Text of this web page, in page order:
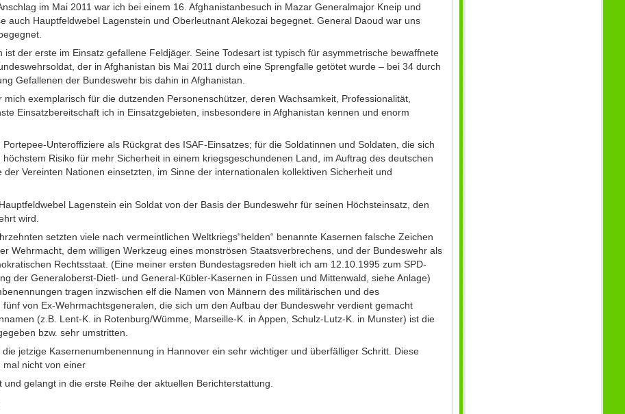
im Mai 2011 war ich bei einem 16. Afghanistanbesuch in Mazar Generalmajor Kneip und
auch Hauptfeldwebel Lagenstein und Oberleutnant Alekozai begegnet. General Daoud war uns
ist der erste im Einsatz gefallene Feldjäger. Seine Todesart ist typisch für asymmetrische bewaffnete
der in Afghanistan bis Mai 2011 durch eine Sprengfalle getötet wurde – bei 34 durch
Gefallenen der Bundeswehr bis dahin in Afghanistan.
mich exemplarisch für die dutzenden Personenschützer, deren Wachsamkeit, Professionalität,
Einsatzbereitschaft ich in Einsatzgebieten, insbesondere in Afghanistan kennen und enorm
Unteroffiziere als Rückgrat des ISAF-Einsatzes; für die Soldatinnen und Soldaten, die sich
Risiko für mehr Sicherheit in einem kriegsgeschundenen Land, im Auftrag des deutschen
der Vereinten Nationen einsetzten, im Sinne der internationalen kollektiven Sicherheit und
Lagenstein ein Soldat von der Basis der Bundeswehr für seinen Höchsteinsatz, den
wird.
setzten viele nach vermeintlichen Weltkriegs“helden“ benannte Kasernen falsche Zeichen
Wehrmacht, dem willigen Werkzeug eines monströsen Staatsverbrechens, und der Bundeswehr als
Rechtsstaat. (Eine meiner ersten Bundestagsreden hielt ich am 12.10.1995 zum SPD-
der Generaloberst-Dietl- und General-Kübler-Kasernen in Füssen und Mittenwald, siehe Anlage)
tragen inzwischen elf die Namen von Männern des militärischen und des
von Ex-Wehrmachtsgeneralen, die sich um den Aufbau der Bundeswehr verdient gemacht
(z.B. Lent-K. in Rotenburg/Wümme, Marseille-K. in Appen, Schulz-Lutz-K. in Munster) ist die
bzw. sehr umstritten.
jetzige Kasernenumbenennung in Hannover ein sehr wichtiger und überfälliger Schritt. Diese
mal nicht von einer
und gelangt in die erste Reihe der aktuellen Berichterstattung.